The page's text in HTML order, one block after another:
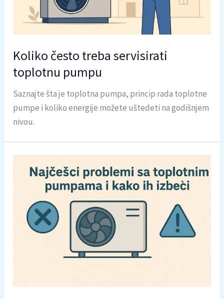
Koliko često treba servisirati
toplotnu pumpu
Saznajte šta je toplotna pumpa, princip rada toplotne
pumpe i koliko energije možete uštedeti na godišnjem
nivou.